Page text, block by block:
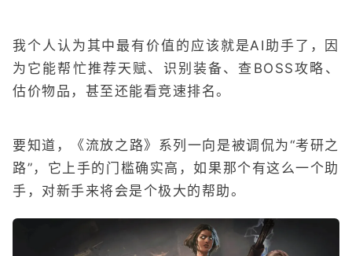
我个人认为其中最有价值的应该就是AI助手了，因
为它能帮忙推荐天赋、识别装备、查BOSS攻略、
估价物品，甚至还能看竞速排名。
要知道，《流放之路》系列一向是被调侃为“考研之
路”，它上手的门槛确实高，如果那个有这么一个助
手，对新手来将会是个极大的帮助。